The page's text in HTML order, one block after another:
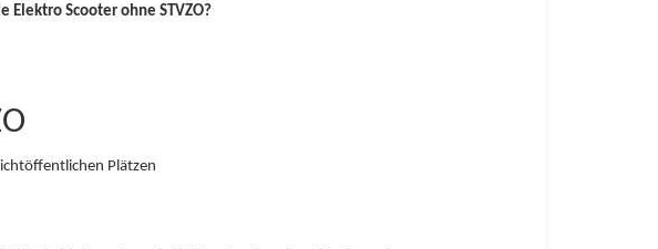
Elektro Scooter ohne STVZO?
Plätzen